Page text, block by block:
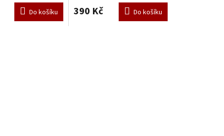
Do košíku 390 Kč Do košíku